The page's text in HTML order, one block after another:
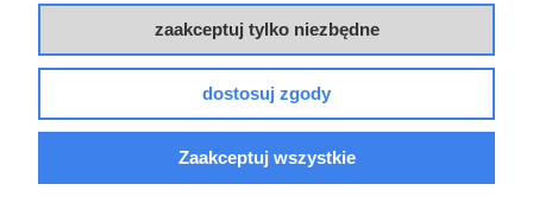
PALAZZANI COLOR
COPPER 9926V273
RAMIĘ ŚCIENNE
DESZCZOWNICY 35
709,00 zł szt.
PALAZZANI MIS
COLOR WHITE MAT
ZESTAW
PRYSZNICOWY Z
TERMOSTATEM BIAŁY
6 599,00 zł
zaakceptuj tylko niezbędne
dostosuj zgody
Zaakceptuj wszystkie